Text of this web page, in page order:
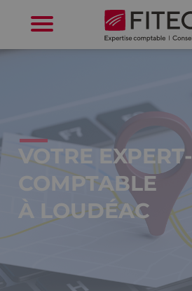
VOTRE EXPERT-
COMPTABLE
À LOUDÉAC
Cookies management panel